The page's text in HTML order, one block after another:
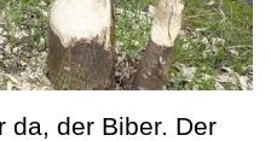
da, der Biber. Der